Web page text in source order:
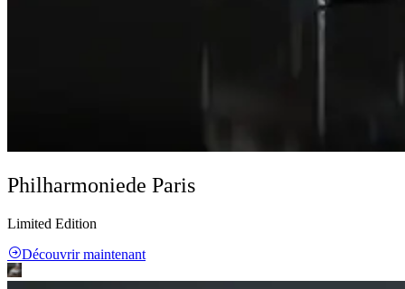
Philharmoniede Paris
Limited Edition
Découvrir maintenant